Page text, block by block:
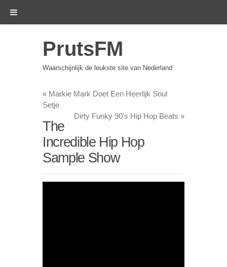
PrutsFM
Waarschijnlijk de leukste site van Nederland
« Markie Mark Doet Een Heerlijk Soul
Setje
Dirty Funky 90’s Hip Hop Beats »
The
Incredible Hip Hop
Sample Show